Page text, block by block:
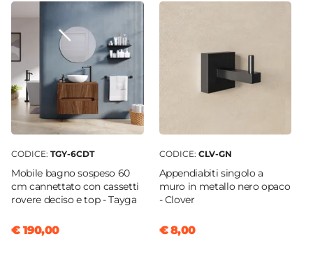
CODICE: TGY-6CDT
Mobile bagno sospeso 60
cm cannettato con cassetti
rovere deciso e top - Tayga
€ 190,00
CODICE: CLV-GN
Appendiabiti singolo a
muro in metallo nero opaco
- Clover
€ 8,00